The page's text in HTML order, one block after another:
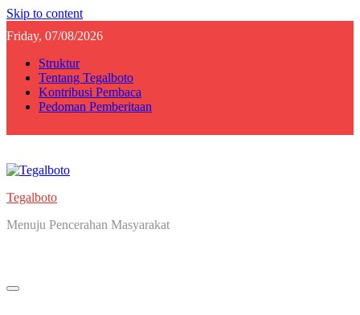
Skip to content
Friday, 07/08/2026
Struktur
Tentang Tegalboto
Kontribusi Pembaca
Pedoman Pemberitaan
Tegalboto
Menuju Pencerahan Masyarakat